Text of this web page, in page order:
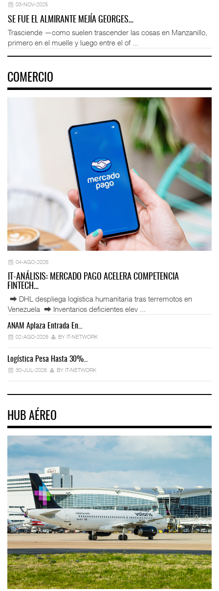
03-NOV-2025
SE FUE EL ALMIRANTE MEJÍA GEORGES…
Trasciende —como suelen trascender las cosas en Manzanillo,
primero en el muelle y luego entre el of ...
COMERCIO
04-AGO-2026
IT-ANÁLISIS: MERCADO PAGO ACELERA COMPETENCIA
FINTECH…
⮕ DHL despliega logística humanitaria tras terremotos en
Venezuela ⮕ Inventarios deficientes elev ...
ANAM Aplaza Entrada En…
02-AGO-2026 BY IT-NETWORK
Logística Pesa Hasta 30%…
30-JUL-2026 BY IT-NETWORK
HUB AÉREO